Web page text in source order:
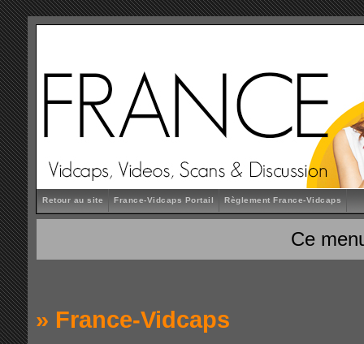
Retour au site France-Vidcaps Portail Règlement France-Vidcaps
Ce
» France-Vidcaps